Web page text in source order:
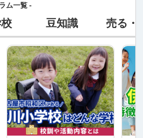
ム一覧 -
豆知識 売る・